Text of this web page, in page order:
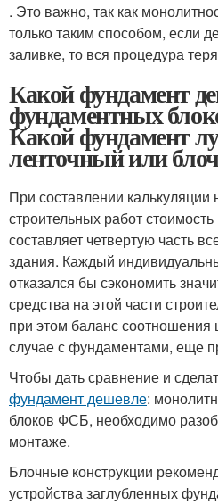
. Это важно, так как
только таким способом, если
заливке, то вся процедура
Какой фундамент
фундаментных
Какой фундамент
ленточный или
При составлении калькуляции
строительных работ
составляет четвертую часть
здания. Каждый
отказался бы сэкономить
средства на этой части
при этом баланс соотношения
случае с фундаментами, еще
Чтобы дать сравнение и
фундамент дешевле:
блоков ФСБ, необходимо
монтаже.
Блочные конструкции
устройства заглубленных